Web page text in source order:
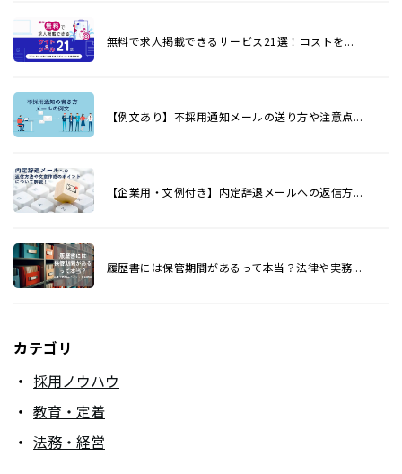
無料で求人掲載できるサービス21選！コストを...
【例文あり】不採用通知メールの送り方や注意点...
【企業用・文例付き】内定辞退メールへの返信方...
履歴書には保管期間があるって本当？法律や実務...
カテゴリ
採用ノウハウ
教育・定着
法務・経営